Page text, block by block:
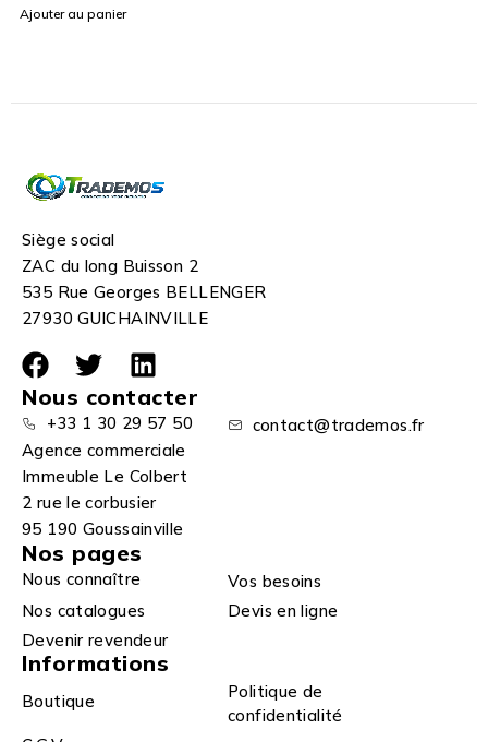
Ajouter au panier
Siège social
ZAC du long Buisson 2
535 Rue Georges BELLENGER
27930 GUICHAINVILLE
Nous contacter
+33 1 30 29 57 50
contact@trademos.fr
Agence commerciale
Immeuble Le Colbert
2 rue le corbusier
95 190 Goussainville
Nos pages
Nous connaître
Vos besoins
Nos catalogues
Devis en ligne
Devenir revendeur
Informations
Boutique
Politique de
confidentialité